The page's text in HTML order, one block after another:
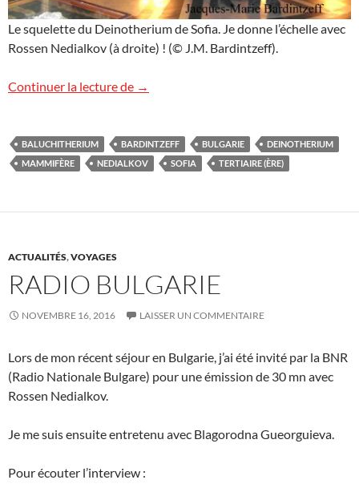
Le squelette du Deinotherium de Sofia. Je donne l’échelle avec
Rossen Nedialkov (à droite) ! (© J.M. Bardintzeff).
Continuer la lecture de Un géant préhistorique
→
BALUCHITHERIUM BARDINTZEFF BULGARIE
DEINOTHERIUM
MAMMIFÈRE
NEDIALKOV SOFIA TERTIAIRE (ÈRE)
ACTUALITÉS,VOYAGES
RADIO BULGARIE
NOVEMBRE 16, 2016 LAISSER UN COMMENTAIRE
Lors de mon récent séjour en Bulgarie, j’ai été invité par la BNR
(Radio Nationale Bulgare) pour une émission de 30 mn avec
Rossen Nedialkov.
Je me suis ensuite entretenu avec Blagorodna Gueorguieva.
Pour écouter l’interview :